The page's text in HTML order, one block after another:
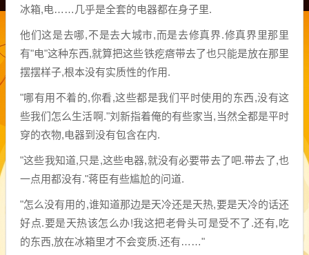
冰箱,电……几乎是全套的电器都在身子里.
他们这是去哪,不是去大城市,而是去修真界.修真界里那里
有"电"这种东西,就算把这些铁疙瘩带去了也只能是放在那里
摆摆样子,根本没有实质性的作用.
"哪有用不着的,你看,这些都是我们平时使用的东西,没有这
些我们怎么生活啊."刘新指着俺的有些家当,当然全都是平时
穿的衣物,电器到没有包含在内.
"这些我知道,只是,这些电器,就没有必要带去了吧.带去了,也
一点用都没有."蒋臣有些尴尬的问道.
"怎么没有用的,谁知道那边是天冷还是天热,要是天冷的话还
好点.要是天热该怎么办!我这把老骨头可是受不了.还有,吃
的东西,放在冰箱里才不会变质.还有……"